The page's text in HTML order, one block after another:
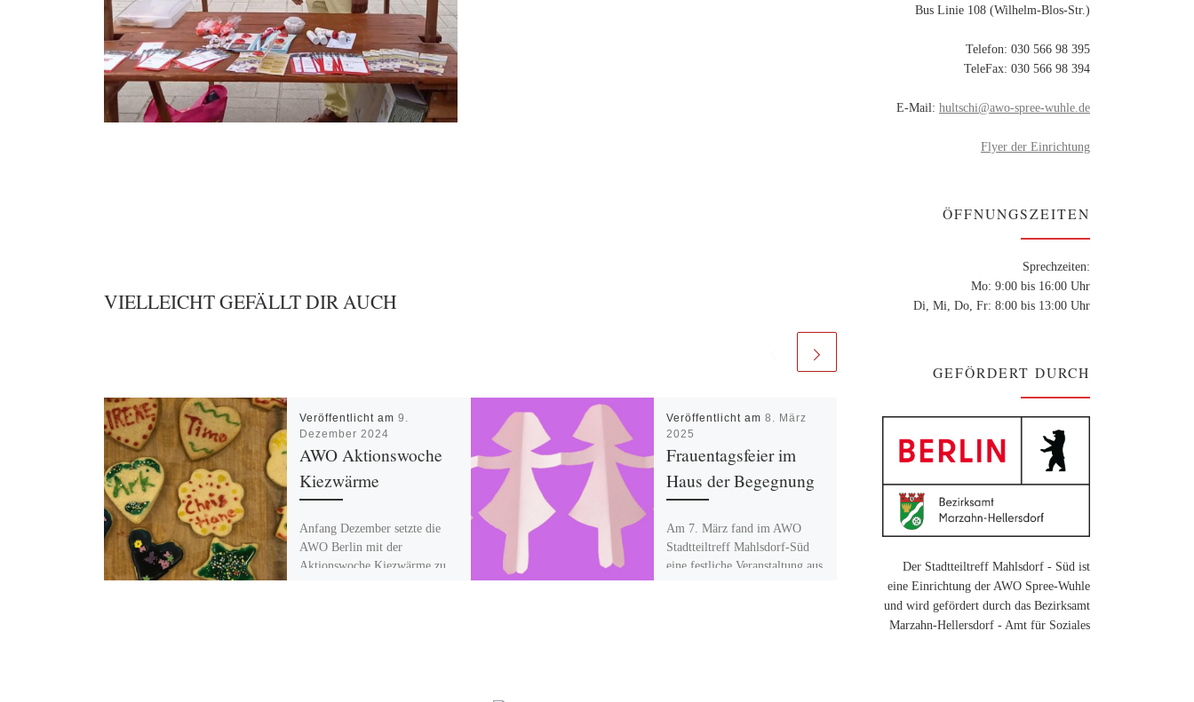
VIELLEICHT GEFÄLLT DIR AUCH
Veröffentlicht am9.
Dezember 2024
AWO Aktionswoche
Kiezwärme
Anfang Dezember setzte die
AWO Berlin mit der
Aktionswoche Kiezwärme zu
Veröffentlicht am 8. März
2025
Frauentagsfeier im
Haus der Begegnung
Am 7. März fand im AWO
Stadtteiltreff Mahlsdorf-Süd
eine festliche Veranstaltung aus
Veröffentlicht am
2024
Frauentag im Haus
der Begegnung
Stadtteiltreff Haus der
Begegnung in Kooperation mit
dem Bürgerverein Mahlsdorf-
Süd eine Feier statt. Es […]
Bus Linie 108 (Wilhelm-Blos-Str.)
Telefon: 030 566 98 395
TeleFax: 030 566 98 394
E-Mail: hultschi@awo-spree-wuhle.de
Flyer der Einrichtung
ÖFFNUNGSZEITEN
Sprechzeiten:
Mo: 9:00 bis 16:00 Uhr
Di, Mi, Do, Fr: 8:00 bis 13:00 Uhr
GEFÖRDERT DURCH
Der Stadtteiltreff Mahlsdorf - Süd ist
eine Einrichtung der AWO Spree-Wuhle
und wird gefördert durch das Bezirksamt
Marzahn-Hellersdorf - Amt für Soziales